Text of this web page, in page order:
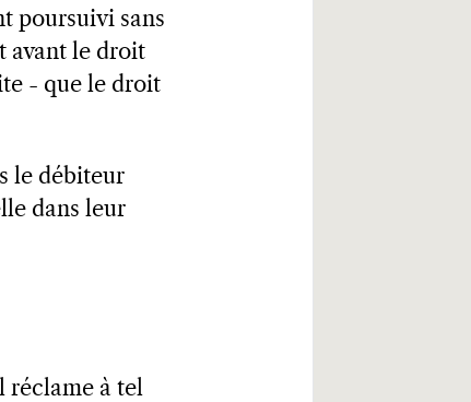
poursuivi sans
avant le droit
- que le droit
le débiteur
dans leur
réclame à tel